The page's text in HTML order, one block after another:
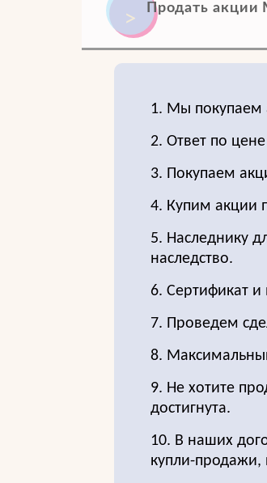
Продать акции
1. Мы покупаем
2. Ответ по
3. Покупаем
4. Купим акции
5. Наследнику
наследство.
6. Сертификат и
7. Проведем
8.
9. Не хотите
достигнута.
10. В наших
купли-продажи,